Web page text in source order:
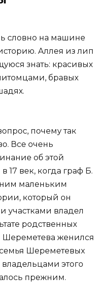
словно на машине
Аллея из лип
знать: красивых
бравых
почему так
Все очень
об этой
17 век, когда граф Б.
маленьким
который он
участками владел
родственных
Шереметева женился
Шереметевых
этого
прежним.